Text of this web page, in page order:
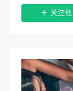
关注他